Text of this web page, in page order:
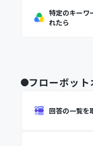
特定のキーワ
れたら
フローボッ
回答の一覧を